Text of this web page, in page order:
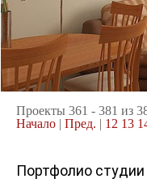
14.09.2004
Проекты 361 - 381 из
Начало | Пред. | 12 13
Портфолио